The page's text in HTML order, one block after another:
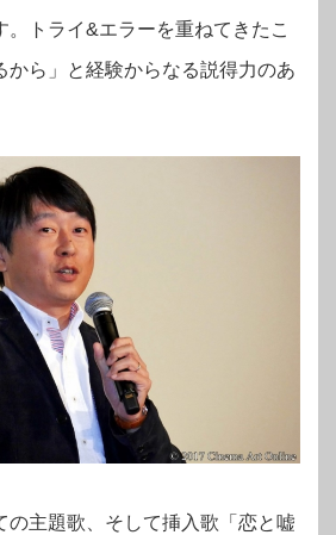
。トライ&エラーを重ねてきたこ
から」と経験からなる説得力のあ
の主題歌、そして挿入歌「恋と嘘